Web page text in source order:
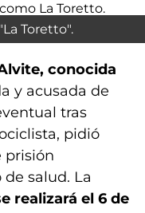
Toretto".
conocida
y acusada de
tras
pidió
prisión
salud. La
realizará el 6 de